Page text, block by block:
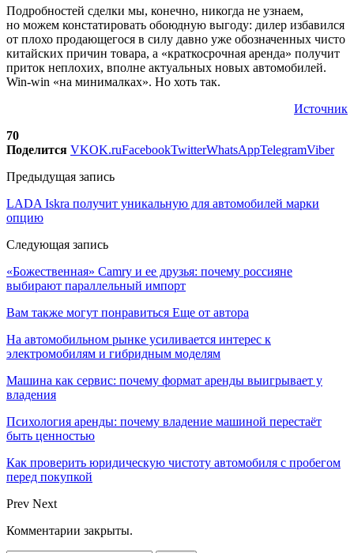
Подробностей сделки мы, конечно, никогда не узнаем,
но можем констатировать обоюдную выгоду: дилер избавился
от плохо продающегося в силу давно уже обозначенных чисто
китайских причин товара, а «краткосрочная аренда» получит
приток неплохих, вполне актуальных новых автомобилей.
Win-win «на минималках». Но хоть так.
Источник
70
Поделится VKOK.ruFacebookTwitterWhatsAppTelegramViber
Предыдущая запись
LADA Iskra получит уникальную для автомобилей марки
опцию
Следующая запись
«Божественная» Camry и ее друзья: почему россияне
выбирают параллельный импорт
Вам также могут понравиться Еще от автора
На автомобильном рынке усиливается интерес к
электромобилям и гибридным моделям
Машина как сервис: почему формат аренды выигрывает у
владения
Психология аренды: почему владение машиной перестаёт
быть ценностью
Как проверить юридическую чистоту автомобиля с пробегом
перед покупкой
Prev Next
Комментарии закрыты.